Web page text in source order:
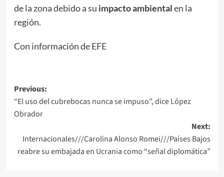
de la zona debido a su impacto ambientalen la
región.
Con información de EFE
Post
navigation
Previous:
“El uso del cubrebocas nunca se impuso”, dice López
Obrador
Next:
Internacionales///Carolina Alonso Romei///Países Bajos
reabre su embajada en Ucrania como “señal diplomática”